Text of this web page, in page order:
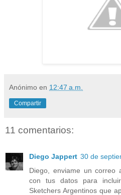
Anónimo en 12:47 a.m.
Compartir
11 comentarios:
Diego Jappert 30 de
Diego, enviame un correo
con tus datos para
Sketchers Argentinos que